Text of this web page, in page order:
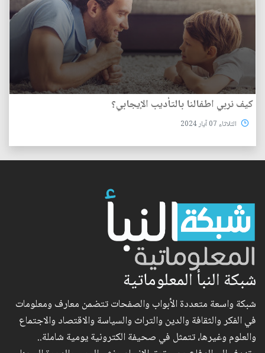
كيف نربي اطفالنا بالتأديب الإيجابي؟
الثلاثاء 07 آيار 2024
شبكة النبأ المعلوماتية
شبكة واسعة متعددة الأبواب والصفحات تتضمن معارف ومعلومات
في الفكر والثقافة والدين والتراث والسياسة والاقتصاد والاجتماع
والعلوم وغيرها، تتمثل في صحيفة الكترونية يومية شاملة..